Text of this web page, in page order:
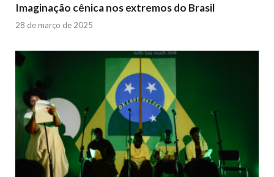
Imaginação cênica nos extremos do Brasil
28 de março de 2025